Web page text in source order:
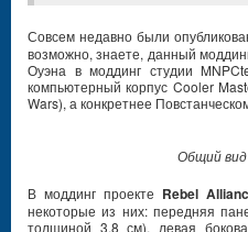
Совсем недавно были
возможно, знаете, данный
Оуэна в моддинг студии
компьютерный корпус Cooler
Wars), а конкретнее
Общий
В моддинг проекте Rebel
некоторые из них: передняя
толщиной 3.8 см), левая